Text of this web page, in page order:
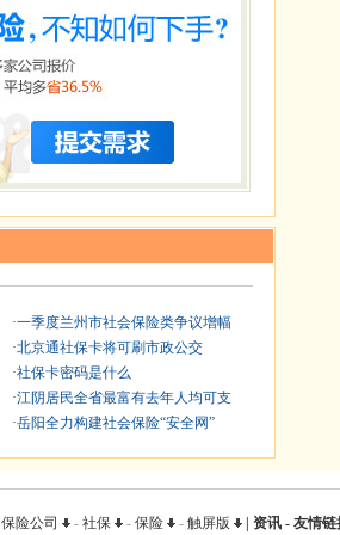
·一季度兰州市社会保险类争议增幅
·北京通社保卡将可刷市政公交
·社保卡密码是什么
·江阴居民全省最富有去年人均可支
·岳阳全力构建社会保险“安全网”
保险公司 - 社保 - 保险 - 触屏版 | 资讯- 友情链